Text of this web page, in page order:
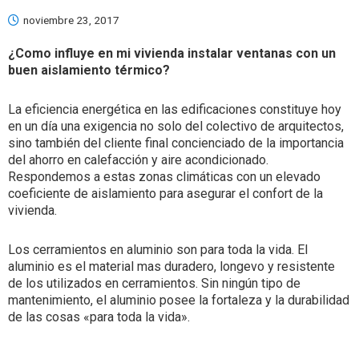
noviembre 23, 2017
¿Como influye en mi vivienda instalar ventanas con un
buen aislamiento térmico?
La eficiencia energética en las edificaciones constituye hoy
en un día una exigencia no solo del colectivo de arquitectos,
sino también del cliente final concienciado de la importancia
del ahorro en calefacción y aire acondicionado.
Respondemos a estas zonas climáticas con un elevado
coeficiente de aislamiento para asegurar el confort de la
vivienda.
Los cerramientos en aluminio son para toda la vida. El
aluminio es el material mas duradero, longevo y resistente
de los utilizados en cerramientos. Sin ningún tipo de
mantenimiento, el aluminio posee la fortaleza y la durabilidad
de las cosas «para toda la vida».